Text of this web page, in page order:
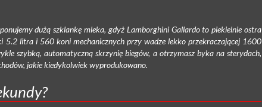
dużą szklankę mleka, gdyż Lamborghini Gallardo to piekielnie ostra
5.2 litra i 560 koni mechanicznych przy wadze lekko przekraczającej 1600
szybką, automatyczną skrzynię biegów, a otrzymasz byka na sterydach,
jakie kiedykolwiek wyprodukowano.